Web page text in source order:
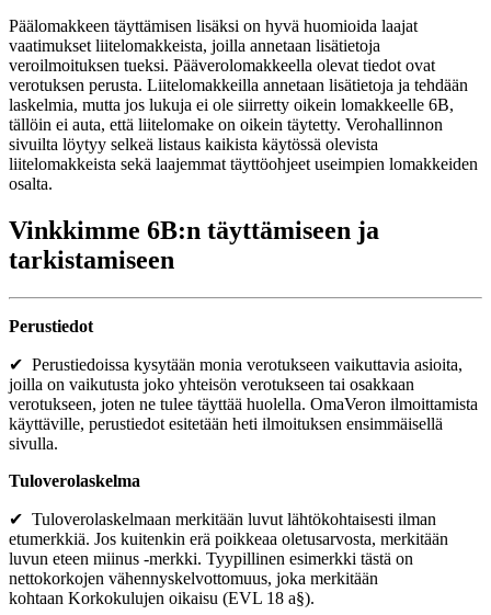
Päälomakkeen täyttämisen lisäksi on hyvä huomioida laajat
vaatimukset liitelomakkeista, joilla annetaan lisätietoja
veroilmoituksen tueksi. Pääverolomakkeella olevat tiedot ovat
verotuksen perusta. Liitelomakkeilla annetaan lisätietoja ja tehdään
laskelmia, mutta jos lukuja ei ole siirretty oikein lomakkeelle 6B,
tällöin ei auta, että liitelomake on oikein täytetty. Verohallinnon
sivuilta löytyy selkeä listaus kaikista käytössä olevista
liitelomakkeista sekä laajemmat täyttöohjeet useimpien lomakkeiden
osalta.
Vinkkimme 6B:n täyttämiseen ja
tarkistamiseen
Perustiedot
✔ Perustiedoissa kysytään monia verotukseen vaikuttavia asioita,
joilla on vaikutusta joko yhteisön verotukseen tai osakkaan
verotukseen, joten ne tulee täyttää huolella. OmaVeron ilmoittamista
käyttäville, perustiedot esitetään heti ilmoituksen ensimmäisellä
sivulla.
Tuloverolaskelma
✔ Tuloverolaskelmaan merkitään luvut lähtökohtaisesti ilman
etumerkkiä. Jos kuitenkin erä poikkeaa oletusarvosta, merkitään
luvun eteen miinus -merkki. Tyypillinen esimerkki tästä on
nettokorkojen vähennyskelvottomuus, joka merkitään
kohtaan Korkokulujen oikaisu (EVL 18 a§).